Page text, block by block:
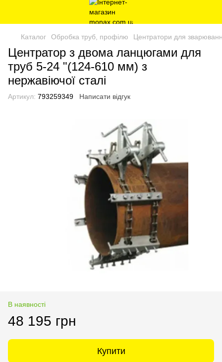
Каталог Обробка труб, профілю Центратори для
Центратор з двома ланцюгами для
труб 5-24 "(124-610 мм) з
нержавіючої сталі
Артикул: 793259349 Написати відгук
В наявності
48 195 грн
Купити